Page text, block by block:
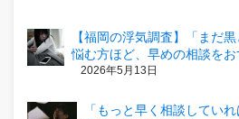
【福岡の浮気調査】「まだ
悩む方ほど、早めの相談を
2026年5月13日
「もっと早く相談してい